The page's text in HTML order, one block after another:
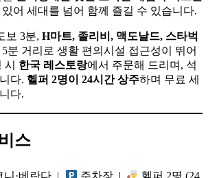
어 세대를 넘어 함께 즐길 수 있습니다.
보 3분, H마트, 졸리비, 맥도날드, 스타벅
5분 거리로 생활 편의시설 접근성이 뛰어
시 한국 레스토랑에서 주문해 드리며, 석
다. 헬퍼 2명이 24시간 상주하며 무료 세
다.
스